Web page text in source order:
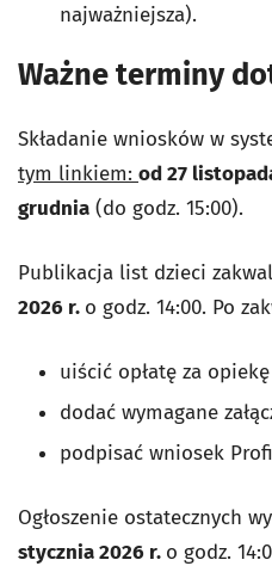
najważniejsza).
Ważne terminy
Składanie wniosków w
tym linkiem: od 27
grudnia (do godz. 15:00).
Publikacja list dzieci
2026 r. o godz. 14:00. Po
uiścić opłatę za
dodać wymagane
podpisać wniosek
Ogłoszenie ostatecznych
stycznia 2026 r. o godz.